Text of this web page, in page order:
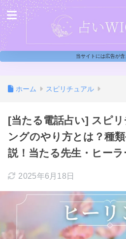
当サイトには広告が
ホーム スピリチュアル
[当たる電話占い] スピ
ングのやり方とは？種
説！当たる先生・ヒーラ
2025年6月18日